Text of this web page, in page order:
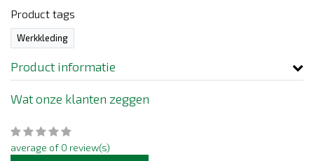
Product tags
Werkkleding
Product informatie
Wat onze klanten zeggen
average of 0 review(s)